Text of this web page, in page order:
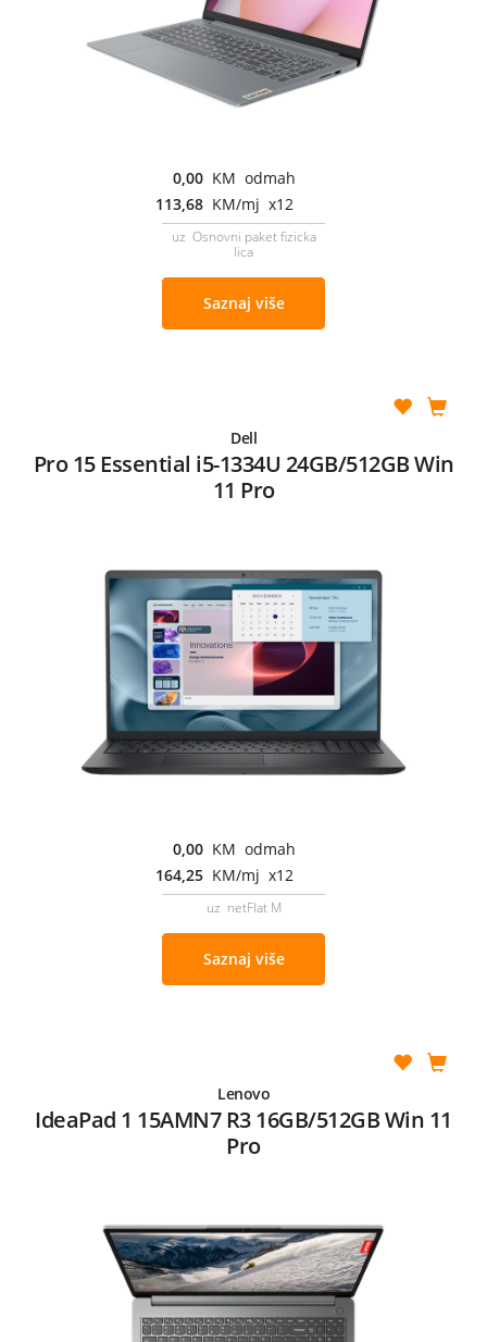
0,00 KM odmah
113,68 KM/mj x12
uz Osnovni paket fizicka
lica
Saznaj više
Dell
Pro 15 Essential i5-1334U 24GB/512GB Win
11 Pro
0,00 KM odmah
164,25 KM/mj x12
uz netFlat M
Saznaj više
Lenovo
IdeaPad 1 15AMN7 R3 16GB/512GB Win 11
Pro